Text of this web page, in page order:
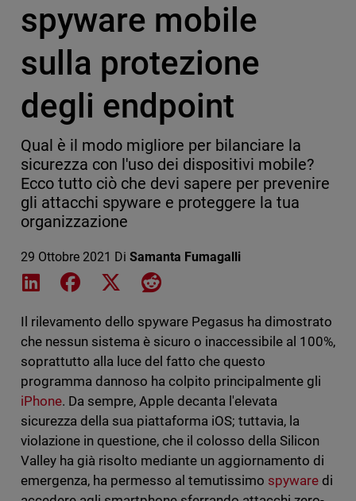
spyware mobile
sulla protezione
degli endpoint
Qual è il modo migliore per bilanciare la
sicurezza con l'uso dei dispositivi mobile?
Ecco tutto ciò che devi sapere per prevenire
gli attacchi spyware e proteggere la tua
organizzazione
29 Ottobre 2021 Di Samanta Fumagalli
Share on LinkedIn
Share on Facebook
Share on XShare on Reddit
Il rilevamento dello spyware Pegasus ha dimostrato
che nessun sistema è sicuro o inaccessibile al 100%,
soprattutto alla luce del fatto che questo
programma dannoso ha colpito principalmente gli
iPhone. Da sempre, Apple decanta l'elevata
sicurezza della sua piattaforma iOS; tuttavia, la
violazione in questione, che il colosso della Silicon
Valley ha già risolto mediante un aggiornamento di
emergenza, ha permesso al temutissimo spywaredi